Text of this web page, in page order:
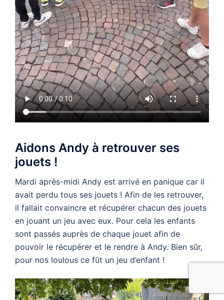
Aidons Andy à retrouver ses
jouets !
Mardi après-midi Andy est arrivé en panique car il
avait perdu tous ses jouets ! Afin de les retrouver,
il fallait convaincre et récupérer chacun des jouets
en jouant un jeu avec eux. Pour cela les enfants
sont passés auprès de chaque jouet afin de
pouvoir le récupérer et le rendre à Andy. Bien sûr,
pour nos loulous ce fût un jeu d’enfant !